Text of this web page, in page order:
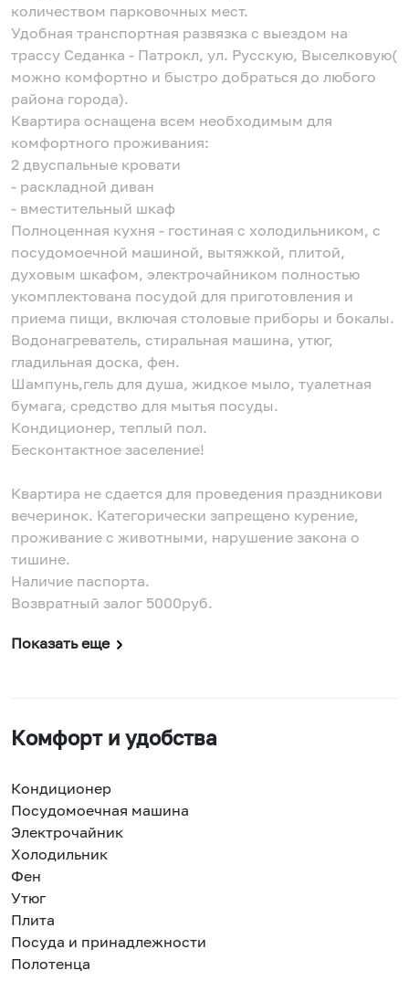
количеством парковочных мест.
Удобная транспортная развязка с выездом на
трассу Седанка - Патрокл, ул. Русскую, Выселковую(
можно комфортно и быстро добраться до любого
района города).
Квартира оснащена всем необходимым для
комфортного проживания:
2 двуспальные кровати
- раскладной диван
- вместительный шкаф
Полноценная кухня - гостиная с холодильником, с
посудомоечной машиной, вытяжкой, плитой,
духовым шкафом, электрочайником полностью
укомплектована посудой для приготовления и
приема пищи, включая столовые приборы и бокалы.
Водонагреватель, стиральная машина, утюг,
гладильная доска, фен.
Шампунь,гель для душа, жидкое мыло, туалетная
бумага, средство для мытья посуды.
Кондиционер, теплый пол.
Бесконтактное заселение!
Квартира не сдается для проведения праздникови
вечеринок. Категорически запрещено курение,
проживание с животными, нарушение закона о
тишине.
Наличие паспорта.
Возвратный залог 5000руб.
Показать еще
Комфорт и удобства
Кондиционер
Посудомоечная машина
Электрочайник
Холодильник
Фен
Утюг
Плита
Посуда и принадлежности
Полотенца